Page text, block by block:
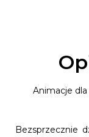
Animacje
Bezsprzecznie